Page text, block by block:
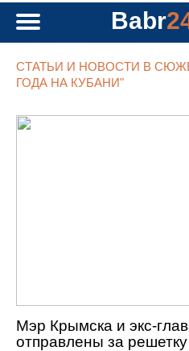
Babr
СТАТЬИ И НОВОСТИ В
ГОДА НА КУБАНИ"
Мэр Крымска и экс-
отправлены за решетку